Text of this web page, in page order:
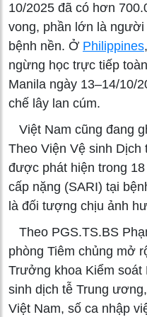
10/2025 đã có hơn
vong, phần lớn là
bệnh nền. Ở Philippines
ngừng học trực tiếp
Manila ngày 13–14/10/
chế lây lan cúm.
Việt Nam cũng đang
Theo Viện Vệ sinh
được phát hiện trong
cấp nặng (SARI) tại
là đối tượng chịu ảnh
Theo PGS.TS.BS
phòng Tiêm chủng mở
Trưởng khoa Kiểm soát
sinh dịch tễ Trung
Việt Nam, số ca nhập